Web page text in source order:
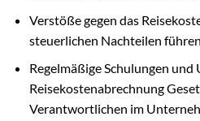
Verstöße gegen das
steuerlichen Nachteilen führen.
Regelmäßige Schulungen und
Reisekostenabrechnung
Verantwortlichen im